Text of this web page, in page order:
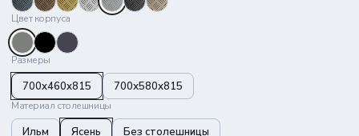
Цвет корпуса
Размеры
700x460x815 700х580х815
Материал столешницы
Ильм Ясень Без столешницы